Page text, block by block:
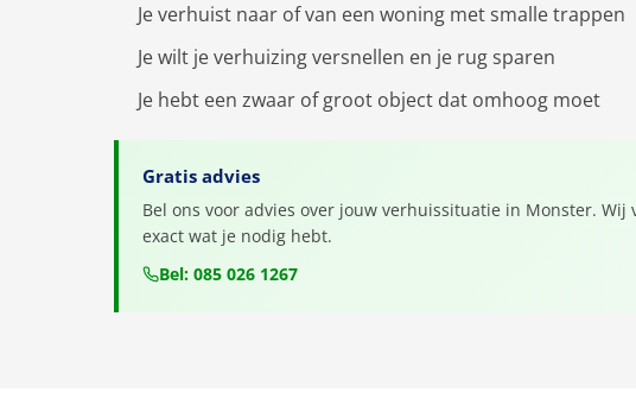
Je verhuist naar of van een woning met smalle trappen
Je wilt je verhuizing versnellen en je rug sparen
Je hebt een zwaar of groot object dat omhoog moet
Gratis advies
Bel ons voor advies over jouw verhuissituatie in Monster. Wij
exact wat je nodig hebt.
Bel: 085 026 1267